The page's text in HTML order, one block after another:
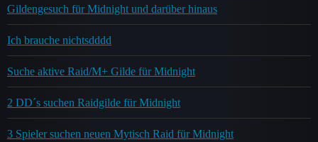
Gildengesuch für Midnight und darüber hinaus
Ich brauche nichtsdddd
Suche aktive Raid/M+ Gilde für Midnight
2 DD´s suchen Raidgilde für Midnight
3 Spieler suchen neuen Mytisch Raid für Midnight